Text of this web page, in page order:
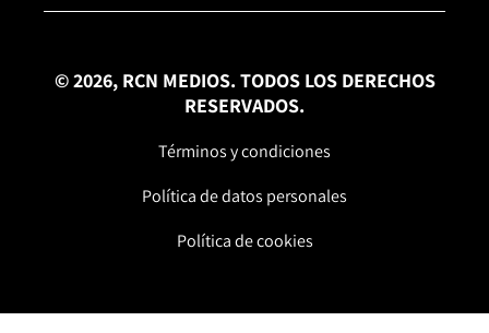
© 2026, RCN MEDIOS. TODOS LOS DERECHOS
RESERVADOS.
Términos y condiciones
Política de datos personales
Política de cookies